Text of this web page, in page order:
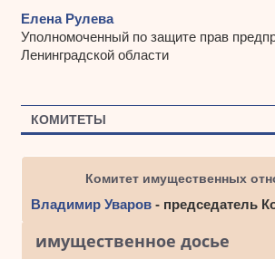
Елена Рулева
Уполномоченный по защите прав
Ленинградской области
КОМИТЕТЫ
Комитет имущественных
Владимир Уваров- председатель
имущественное досье